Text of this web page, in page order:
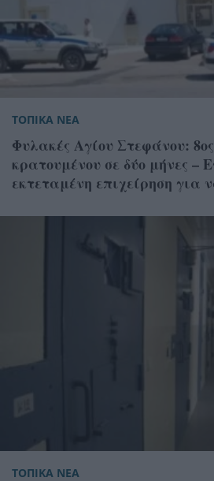
ΤΟΠΙΚΑ ΝΕΑ
Φυλακές Αγίου Στεφάνου:
κρατουμένου σε δύο μήνες –
εκτεταμένη επιχείρηση για
ΤΟΠΙΚΑ ΝΕΑ